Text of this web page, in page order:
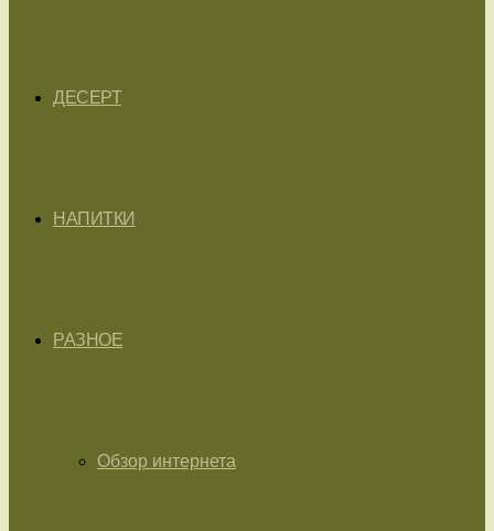
ДЕСЕРТ
НАПИТКИ
РАЗНОЕ
Обзор интернета